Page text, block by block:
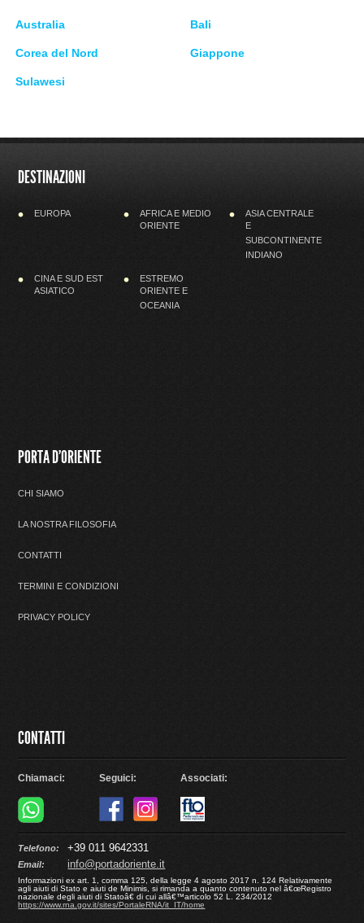
Australia Bali
Corea del Nord Giappone
Sulawesi
DESTINAZIONI
EUROPA AFRICA E MEDIO
ORIENTE
ASIA CENTRALE
E
SUBCONTINENTE
INDIANO
CINA E SUD EST
ASIATICO
ESTREMO
ORIENTE E
OCEANIA
PORTA D'ORIENTE
CHI SIAMO
LA NOSTRA FILOSOFIA
CONTATTI
TERMINI E CONDIZIONI
PRIVACY POLICY
CONTATTI
Chiamaci: Seguici: Associati:
Telefono: +39 011 9642331
Email: info@portadoriente.it
Informazioni ex art. 1, comma 125, della legge 4 agosto 2017 n. 124 Relativamente
agli aiuti di Stato e aiuti de Minimis, si rimanda a quanto contenuto nel â€œRegistro
nazionale degli aiuti di Statoâ€ di cui allâ€™articolo 52 L. 234/2012
https://www.rna.gov.it/sites/PortaleRNA/it_IT/home